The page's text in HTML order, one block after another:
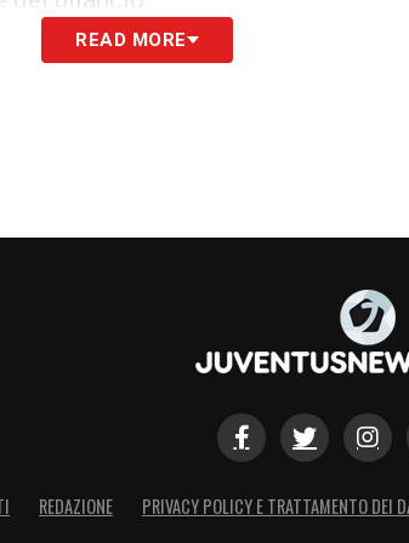
READ MORE
REDAZIONE PRIVACY POLICY E TRATTAMENTO DEI